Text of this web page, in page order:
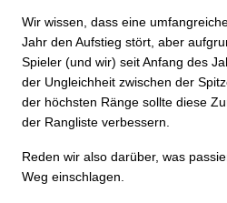
Wir wissen, dass eine
Jahr den Aufstieg stört, aber
Spieler (und wir) seit Anfang des
der Ungleichheit zwischen der
der höchsten Ränge sollte diese
der Rangliste verbessern.
Reden wir also darüber, was
Weg einschlagen.